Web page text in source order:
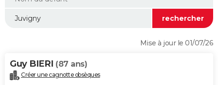
WEEK-END
Alimentation
Guide de la santé
Maladies
Médicaments
Sommeil
VOYAGE
Mise à jour le 01/07/26
Guy BIERI (87 ans)
Créer une cagnotte obsèques